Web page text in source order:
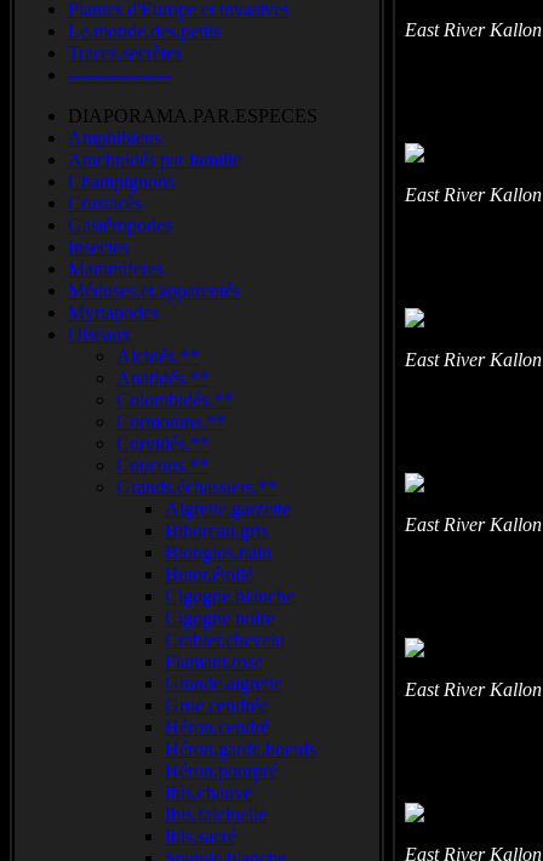
Plantes d'Europe et invasives
Le.monde.des.petits
Traces.secrètes
-----------------
DIAPORAMA.PAR.ESPECES
Amphibiens
Arachnidés par famille
Champignons
Crustacés
Gastéropodes
Insectes
Mammiferes
Méduses.et.apparentés
Myriapodes
Oiseaux
Alcidés.**
Anatidés.**
Colombidés.**
Cormorans.**
Corvidés.**
Coucous.**
Grands.échassiers.**
Aigrette.garzette
Bihoreau.gris
Blongios.nain
Butor.étoilé
Cigogne.blanche
Cigogne noire
Crabier.chevelu
Flamant.rose
Grande.aigrette
Grue.cendrée
Héron.cendré
Héron.garde.boeufs
Héron.pourpré
Ibis.chauve
Ibis.falcinelle
Ibis.sacré
East River
East River
East River
East River
East River
East River